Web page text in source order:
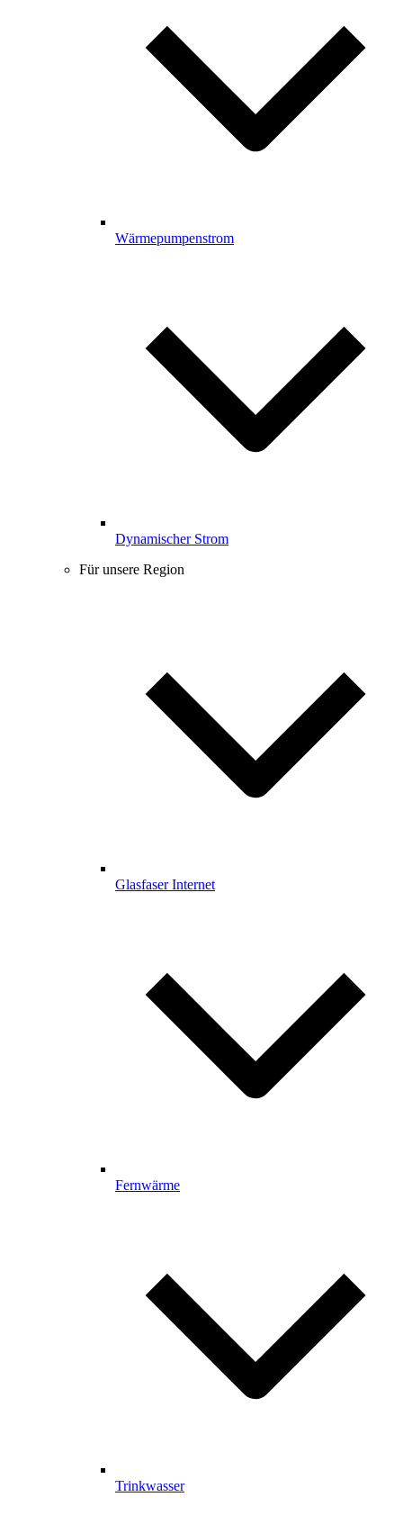
Wärmepumpenstrom
Dynamischer Strom
Für unsere Region
Glasfaser Internet
Fernwärme
Trinkwasser